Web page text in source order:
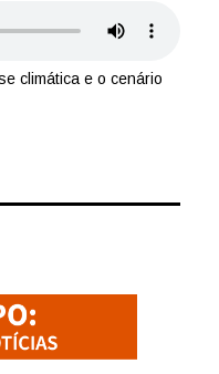
climática e o cenário